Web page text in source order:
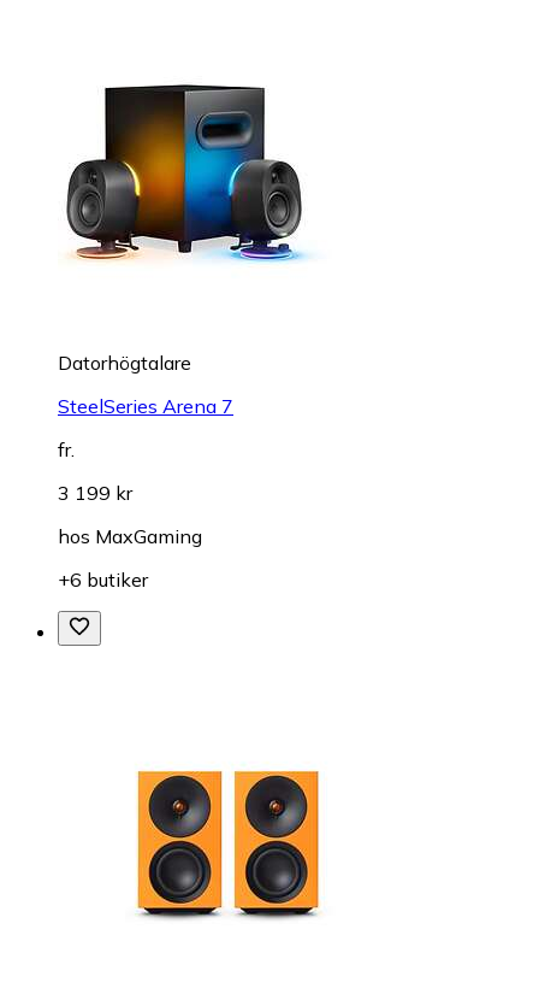
Datorhögtalare
SteelSeries Arena 7
fr.
3 199 kr
hos MaxGaming
+6 butiker